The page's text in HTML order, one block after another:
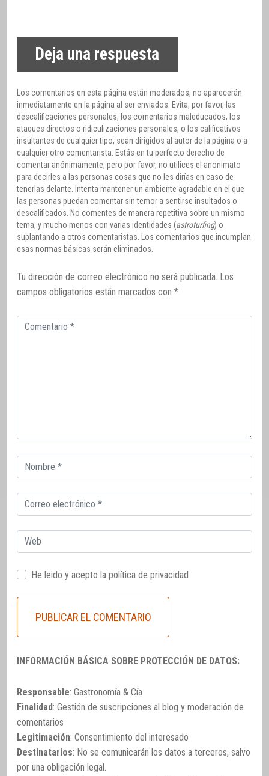
Deja una respuesta
Los comentarios en esta página están moderados, no aparecerán
inmediatamente en la página al ser enviados. Evita, por favor, las
descalificaciones personales, los comentarios maleducados, los
ataques directos o ridiculizaciones personales, o los calificativos
insultantes de cualquier tipo, sean dirigidos al autor de la página o a
cualquier otro comentarista. Estás en tu perfecto derecho de
comentar anónimamente, pero por favor, no utilices el anonimato
para decirles a las personas cosas que no les dirías en caso de
tenerlas delante. Intenta mantener un ambiente agradable en el que
las personas puedan comentar sin temor a sentirse insultados o
descalificados. No comentes de manera repetitiva sobre un mismo
tema, y mucho menos con varias identidades (astroturfing) o
suplantando a otros comentaristas. Los comentarios que incumplan
esas normas básicas serán eliminados.
Tu dirección de correo electrónico no será publicada. Los
campos obligatorios están marcados con *
Comentario
Correo
electrónico
Correo
electrónico
Web
He leido y acepto la política de privacidad
INFORMACIÓN BÁSICA SOBRE PROTECCIÓN DE DATOS:
Responsable: Gastronomía & Cía
Finalidad: Gestión de suscripciones al blog y moderación de
comentarios
Legitimación: Consentimiento del interesado
Destinatarios: No se comunicarán los datos a terceros, salvo
por una obligación legal.